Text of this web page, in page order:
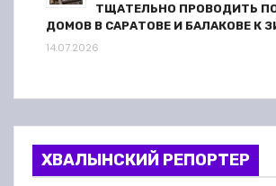
ТЩАТЕЛЬНО ПРОВОДИТЬ
ДОМОВ В САРАТОВЕ И БАЛАКОВЕ К
14.07.2026
ХВАЛЫНСКИЙ РЕПОРТЕР